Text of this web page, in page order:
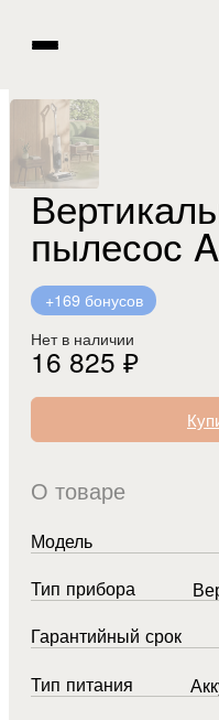
пылесос
О товаре
Модель
Тип прибора
Гарантийный срок
Тип питания
+169 бонусов
16 825 ₽
Нет в наличии